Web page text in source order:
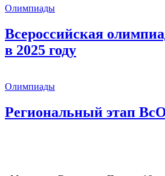
Олимпиады
Всероссийская
в 2025 году
Олимпиады
Региональный этап